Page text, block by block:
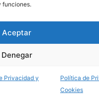
funciones.
Aceptar
Denegar
Privacidad y
Política de
Cookies